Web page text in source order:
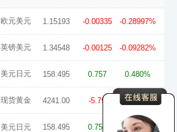
欧元美元 1.15193 -0.00335 -0.28997%
英镑美元 1.34548 -0.00125 -0.09282%
美元日元 158.495 0.757 0.480%
现货黄金 4241.00 -5.79 -0.14%
美元日元 158.495 0.757 0.480%